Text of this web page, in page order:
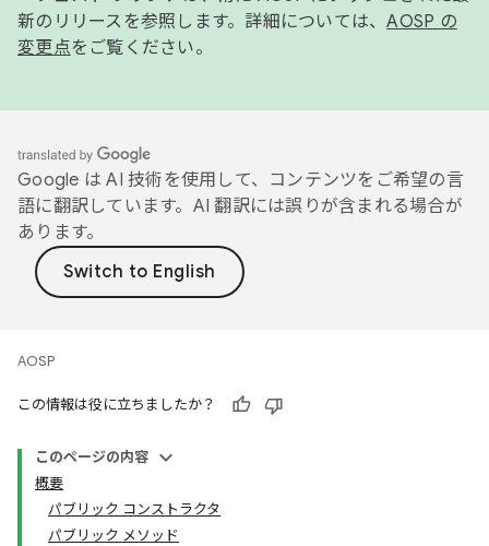
新のリリースを参照します。詳細については、AOSP の
変更点をご覧ください。
Google は AI 技術を使用して、コンテンツをご希望の言
語に翻訳しています。AI 翻訳には誤りが含まれる場合が
あります。
AOSP
この情報は役に立ちましたか？
このページの内容
概要
パブリック コンストラクタ
パブリック メソッド